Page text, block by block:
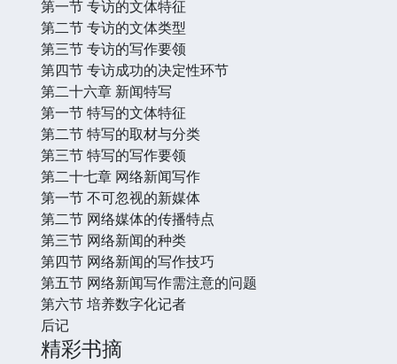
第一节 专访的文体特征
第二节 专访的文体类型
第三节 专访的写作要领
第四节 专访成功的决定性环节
第二十六章 新闻特写
第一节 特写的文体特征
第二节 特写的取材与分类
第三节 特写的写作要领
第二十七章 网络新闻写作
第一节 不可忽视的新媒体
第二节 网络媒体的传播特点
第三节 网络新闻的种类
第四节 网络新闻的写作技巧
第五节 网络新闻写作需注意的问题
第六节 培养数字化记者
后记
精彩书摘